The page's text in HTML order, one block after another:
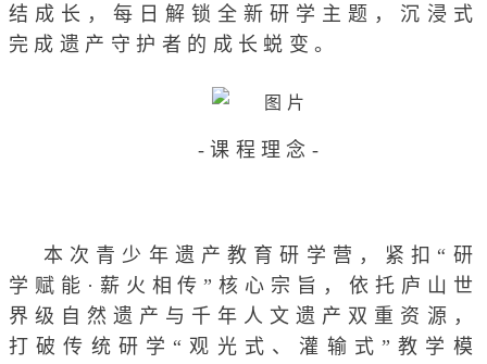
结成长，每日解锁全新研学主题，沉浸式
完成遗产守护者的成长蜕变。
-课程理念-
本次青少年遗产教育研学营，紧扣“研
学赋能·薪火相传”核心宗旨，依托庐山世
界级自然遗产与千年人文遗产双重资源，
打破传统研学“观光式、灌输式”教学模